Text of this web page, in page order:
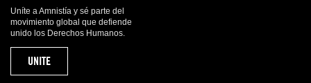
Uníte a Amnistía y sé parte del
movimiento global que defiende
unido los Derechos Humanos.
UNITE